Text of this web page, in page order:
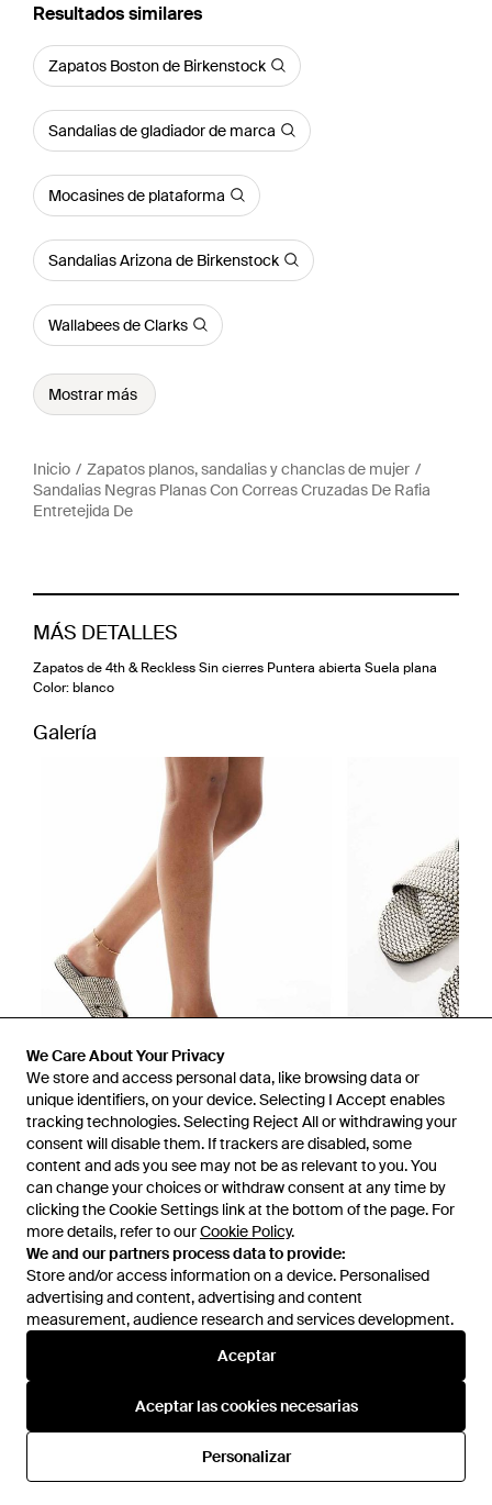
We Care About Your Privacy
We store and access personal data, like browsing data or
unique identifiers, on your device. Selecting I Accept enables
tracking technologies. Selecting Reject All or withdrawing your
consent will disable them. If trackers are disabled, some
content and ads you see may not be as relevant to you. You
can change your choices or withdraw consent at any time by
clicking the Cookie Settings link at the bottom of the page. For
more details, refer to ourCookie Policy.
We and our partners process data to provide:
Store and/or access information on a device. Personalised
advertising and content, advertising and content
measurement, audience research and services development.
Aceptar
Aceptar las cookies necesarias
Personalizar
Resultados similares
Zapatos Boston de Birkenstock
Sandalias de gladiador de marca
Mocasines de plataforma
Sandalias Arizona de Birkenstock
Wallabees de Clarks
Mostrar más
Inicio
Zapatos planos, sandalias y chanclas de mujer
Sandalias Negras Planas Con Correas Cruzadas De Rafia
Entretejida De
MÁS DETALLES
Zapatos de 4th & Reckless Sin cierres Puntera abierta Suela plana
Color: blanco
Galería
Disponible anteriormente en:ASOS
Ayuda e información